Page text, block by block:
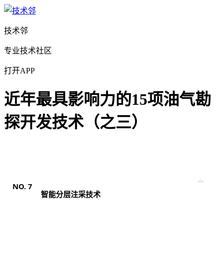
技术邻
专业技术社区
打开APP
近年最具影响力的15项油气勘
探开发技术（之三）
NO. 7
智能分层注采技术